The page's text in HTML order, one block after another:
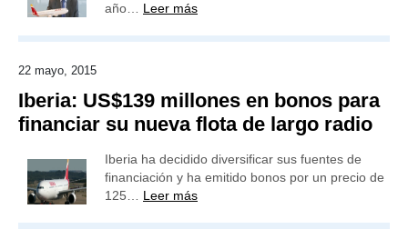
año… Leer más
22 mayo, 2015
Iberia: US$139 millones en bonos para
financiar su nueva flota de largo radio
Iberia ha decidido diversificar sus fuentes de
financiación y ha emitido bonos por un precio de
125… Leer más